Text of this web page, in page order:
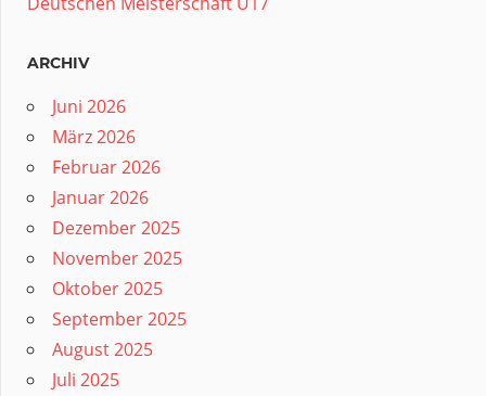
ARCHIV
Juni 2026
März 2026
Februar 2026
Januar 2026
Dezember 2025
November 2025
Oktober 2025
September 2025
August 2025
Juli 2025